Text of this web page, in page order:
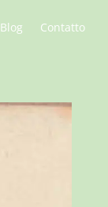
Blog Contatto